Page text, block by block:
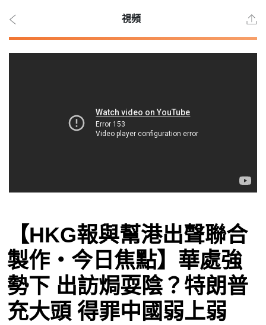
時事
觀點
博客
投票
視頻
【HKG報與幫港出聲聯合
製作‧今日焦點】華處強
勢下 出訪焗耍陰？特朗普
充大頭 得罪中國弱上弱